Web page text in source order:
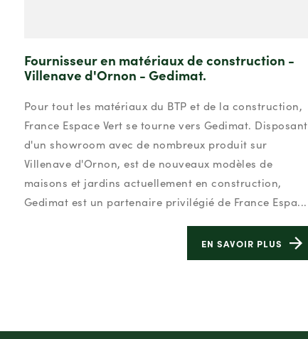
Fournisseur en matériaux de construction -
Villenave d'Ornon - Gedimat.
Pour tout les matériaux du BTP et de la construction,
France Espace Vert se tourne vers Gedimat. Disposant
d'un showroom avec de nombreux produit sur
Villenave d'Ornon, est de nouveaux modèles de
maisons et jardins actuellement en construction,
Gedimat est un partenaire privilégié de France Espa...
EN SAVOIR PLUS